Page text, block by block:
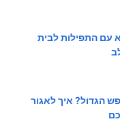
עם התפילות לבית
הגדול? איך לאגור